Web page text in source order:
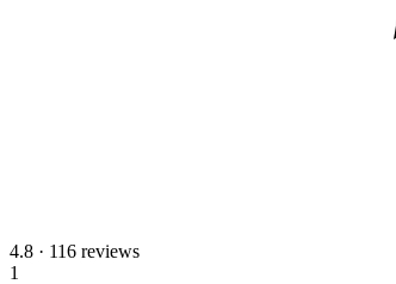
4.8 · 116 reviews
1